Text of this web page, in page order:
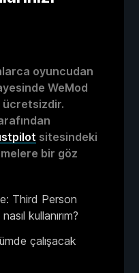
oyuncudan
WeMod
ücretsizdir.
sitesindeki
bir göz
Third Person
kullanırım?
çalışacak